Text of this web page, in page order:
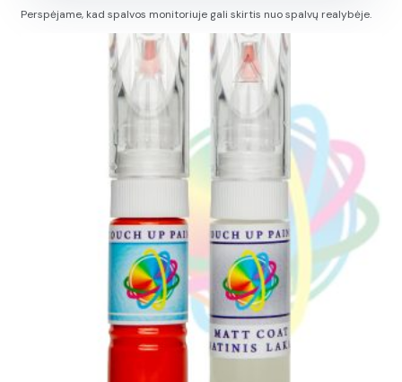
Perspėjame, kad spalvos monitoriuje gali skirtis nuo spalvų realybėje.